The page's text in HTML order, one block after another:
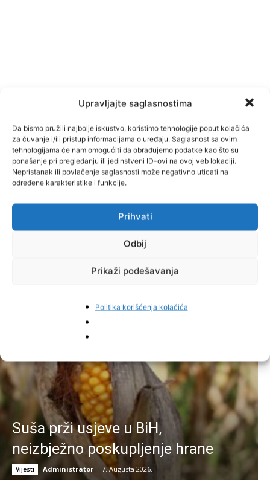
Upravljajte saglasnostima
Da bismo pružili najbolje iskustvo, koristimo tehnologije poput kolačića
za čuvanje i/ili pristup informacijama o uređaju. Saglasnost sa ovim
tehnologijama će nam omogućiti da obrađujemo podatke kao što su
ponašanje pri pregledanju ili jedinstveni ID-ovi na ovoj veb lokaciji.
Nepristanak ili povlačenje saglasnosti može negativno uticati na
određene karakteristike i funkcije.
Prihvati
Odbij
Prikaži podešavanja
Politika korišćenja kolačića
Suša prži usjeve u BiH,
neizbježno poskupljenje hrane
Vijesti Administrator - 7. Augusta 2026.